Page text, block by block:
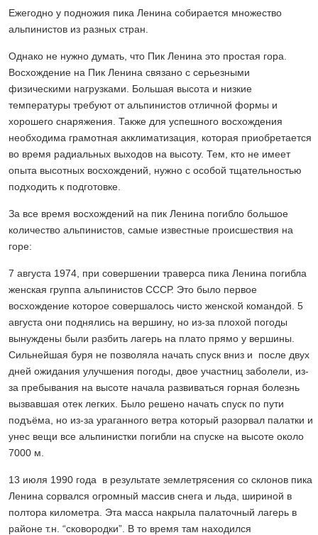
Ежегодно у подножия пика Ленина собирается множество
альпинистов из разных стран.
Однако не нужно думать, что Пик Ленина это простая гора.
Восхождение на Пик Ленина связано с серьезными
физическими нагрузками. Большая высота и низкие
температуры требуют от альпинистов отличной формы и
хорошего снаряжения. Также для успешного восхождения
необходима грамотная акклиматизация, которая приобретается
во время радиальных выходов на высоту. Тем, кто не имеет
опыта высотных восхождений, нужно с особой тщательностью
подходить к подготовке.
За все время восхождений на пик Ленина погибло большое
количество альпинистов, самые известные происшествия на
горе:
7 августа 1974, при совершении траверса пика Ленина погибла
женская группа альпинистов СССР. Это было первое
восхождение которое совершалось чисто женской командой. 5
августа они поднялись на вершину, но из-за плохой погоды
вынуждены были разбить лагерь на плато прямо у вершины.
Сильнейшая буря не позволяла начать спуск вниз и после двух
дней ожидания улучшения погоды, двое участниц заболели, из-
за пребывания на высоте начала развиваться горная болезнь
вызвавшая отек легких. Было решено начать спуск по пути
подъёма, но из-за ураганного ветра который разорвал палатки и
унес вещи все альпинистки погибли на спуске на высоте около
7000 м.
13 июля 1990 года в результате землетрясения со склонов пика
Ленина сорвался огромный массив снега и льда, шириной в
полтора километра. Эта масса накрыла палаточный лагерь в
районе т.н. “сковородки”. В то время там находился